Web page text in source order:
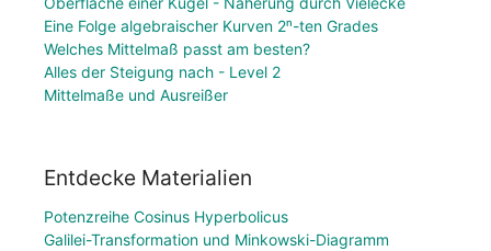
Eine Folge algebraischer Kurven 2ⁿ-ten Grades
Welches Mittelmaß passt am besten?
Alles der Steigung nach - Level 2
Mittelmaße und Ausreißer
Entdecke Materialien
Potenzreihe Cosinus Hyperbolicus
Galilei-Transformation und Minkowski-Diagramm